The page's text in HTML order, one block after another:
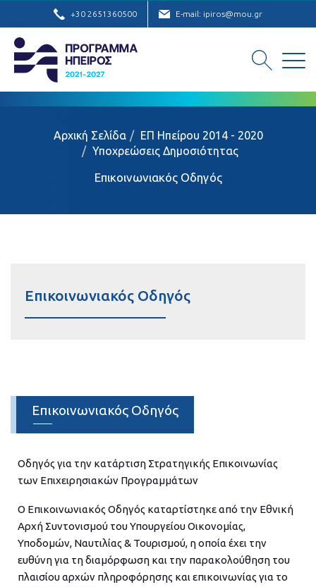
+30 2651360500 E-mail: ipiros@mou.gr
Αρχική Σελίδα
ΕΠ Ηπείρου 2014 - 2020
Υποχρεώσεις Δημοσιότητας
Επικοινωνιακός Οδηγός
Επικοινωνιακός Οδηγός
Επικοινωνιακός Οδηγός
Οδηγός για την κατάρτιση Στρατηγικής Επικοινωνίας
των Επιχειρησιακών Προγραμμάτων
O Επικοινωνιακός Οδηγός καταρτίστηκε από την Εθνική
Αρχή Συντονισμού του Υπουργείου Οικονομίας,
Υποδομών, Ναυτιλίας & Τουρισμού, η οποία έχει την
ευθύνη για τη διαμόρφωση και την παρακολούθηση του
πλαισίου αρχών πληροφόρησης και επικοινωνίας για το